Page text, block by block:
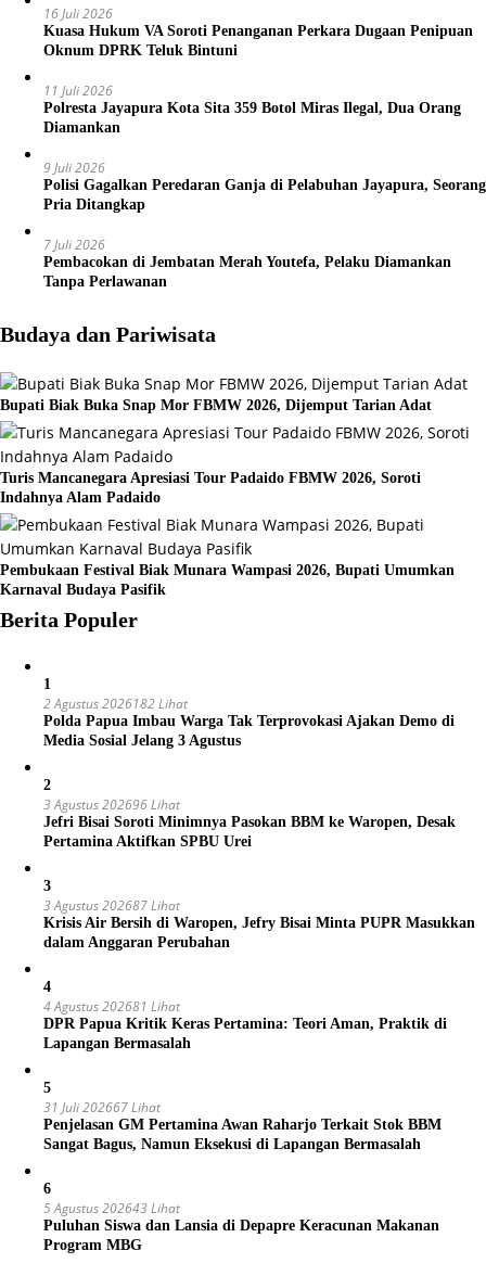
16 Juli 2026
Kuasa Hukum VA Soroti Penanganan Perkara Dugaan Penipuan
Oknum DPRK Teluk Bintuni
11 Juli 2026
Polresta Jayapura Kota Sita 359 Botol Miras Ilegal, Dua Orang
Diamankan
9 Juli 2026
Polisi Gagalkan Peredaran Ganja di Pelabuhan Jayapura, Seorang
Pria Ditangkap
7 Juli 2026
Pembacokan di Jembatan Merah Youtefa, Pelaku Diamankan
Tanpa Perlawanan
Budaya dan Pariwisata
Bupati Biak Buka Snap Mor FBMW 2026, Dijemput Tarian Adat
Turis Mancanegara Apresiasi Tour Padaido FBMW 2026, Soroti
Indahnya Alam Padaido
Pembukaan Festival Biak Munara Wampasi 2026, Bupati Umumkan
Karnaval Budaya Pasifik
Berita Populer
1
2 Agustus 2026182 Lihat
Polda Papua Imbau Warga Tak Terprovokasi Ajakan Demo di
Media Sosial Jelang 3 Agustus
2
3 Agustus 202696 Lihat
Jefri Bisai Soroti Minimnya Pasokan BBM ke Waropen, Desak
Pertamina Aktifkan SPBU Urei
3
3 Agustus 202687 Lihat
Krisis Air Bersih di Waropen, Jefry Bisai Minta PUPR Masukkan
dalam Anggaran Perubahan
4
4 Agustus 202681 Lihat
DPR Papua Kritik Keras Pertamina: Teori Aman, Praktik di
Lapangan Bermasalah
5
31 Juli 202667 Lihat
Penjelasan GM Pertamina Awan Raharjo Terkait Stok BBM
Sangat Bagus, Namun Eksekusi di Lapangan Bermasalah
6
5 Agustus 202643 Lihat
Puluhan Siswa dan Lansia di Depapre Keracunan Makanan
Program MBG